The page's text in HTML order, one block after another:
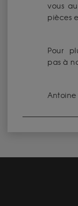
vous
pièces
Pour
pas à
Antoine